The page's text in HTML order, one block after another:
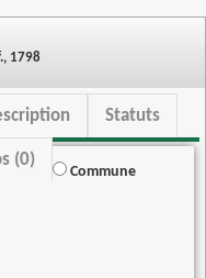
1798
Statuts
(0)
Commune